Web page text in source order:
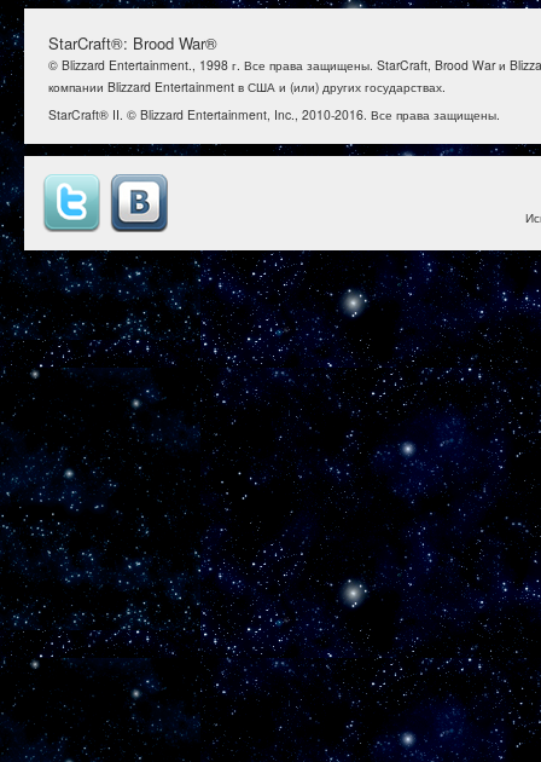
StarCraft®: Brood War®
© Blizzard Entertainment., 1998 г. Все права защищены. StarCraft, Brood War и
компании Blizzard Entertainment в США и (или) других государствах.
StarCraft® II. © Blizzard Entertainment, Inc., 2010-2016. Все права защищены.